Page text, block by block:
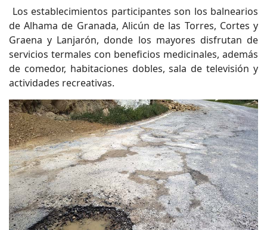
Los establecimientos participantes son los balnearios
de Alhama de Granada, Alicún de las Torres, Cortes y
Graena y Lanjarón, donde los mayores disfrutan de
servicios termales con beneficios medicinales, además
de comedor, habitaciones dobles, sala de televisión y
actividades recreativas.